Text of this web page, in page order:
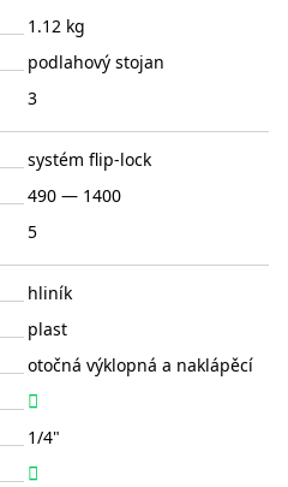
1.12 kg
podlahový stojan
3
systém flip-lock
490 — 1400
5
hliník
plast
otočná výklopná a naklápěcí
1/4"